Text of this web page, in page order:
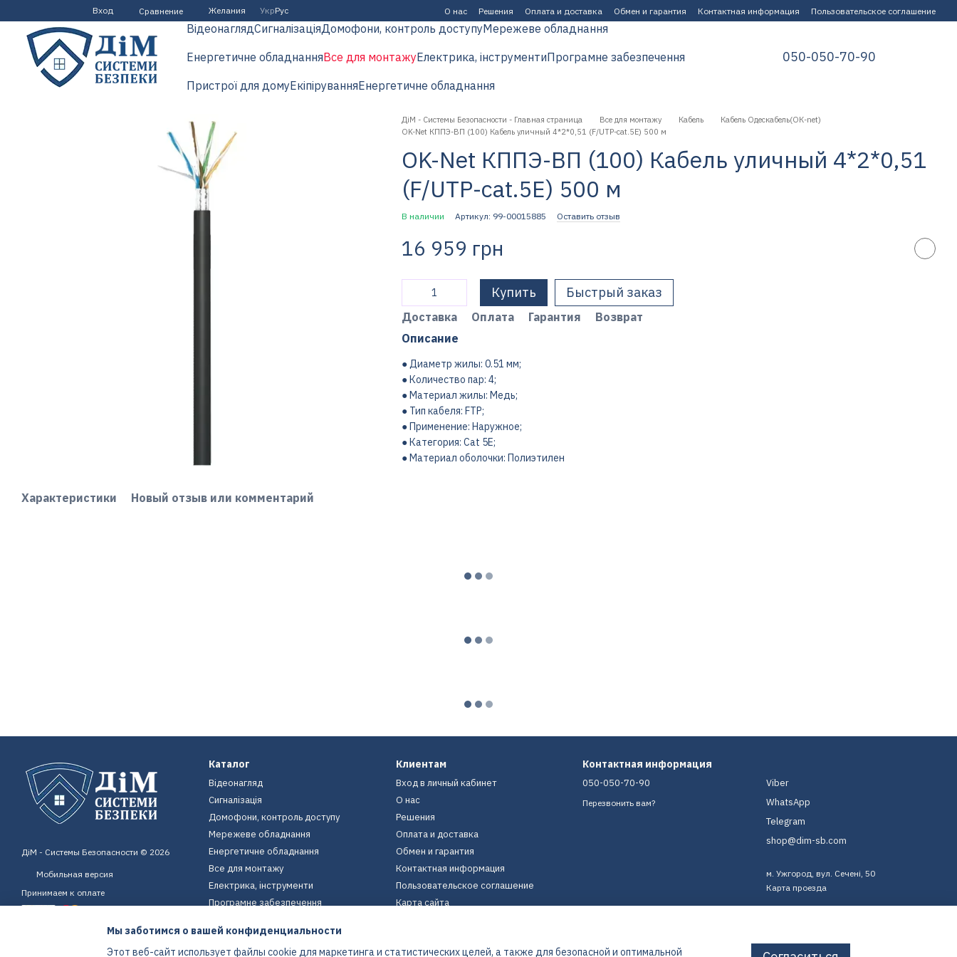
Перейти к основному контенту
Вход Сравнение Желания УкрРус О нас Решения Оплата и доставка Обмен и гарантия Контактная информация Пользовательское соглашение
ВідеонаглядСигналізаціяДомофони, контроль доступуМережеве обладнання
Енергетичне обладнанняВсе для монтажуЕлектрика, інструментиПрограмне забезпечення
Пристрої для домуЕкіпіруванняЕнергетичне обладнання
050-050-70-90
Характеристики Новый отзыв или комментарий
ДіМ - Системы Безопасности - Главная страница Все для монтажу Кабель
Кабель Одескабель(ОК-net)
OK-Net КППЭ-ВП (100) Кабель уличный 4*2*0,51 (F/UTP-cat.5E) 500 м
OK-Net КППЭ-ВП (100) Кабель уличный 4*2*0,51
(F/UTP-cat.5E) 500 м
В наличии Артикул: 99-00015885 Оставить отзыв
16 959 грн
Купить Быстрый заказ
Доставка Оплата Гарантия
Возврат
Описание
● Диаметр жилы: 0.51 мм;
● Количество пар: 4;
● Материал жилы: Медь;
● Тип кабеля: FTP;
● Применение: Наружное;
● Категория: Cat 5E;
● Материал оболочки: Полиэтилен
ДіМ - Системы Безопасности © 2026
Мобильная версия
Принимаем к оплате
Каталог
Відеонагляд
Сигналізація
Домофони, контроль доступу
Мережеве обладнання
Енергетичне обладнання
Все для монтажу
Електрика, інструменти
Програмне забезпечення
Екіпірування
Енергетичне обладнання
Клиентам
Вход в личный кабинет
О нас
Решения
Оплата и доставка
Обмен и гарантия
Контактная информация
Пользовательское соглашение
Карта сайта
Контактная информация
050-050-70-90
Перезвонить вам?
Viber
WhatsApp
Telegram
shop@dim-sb.com
м. Ужгород, вул. Сечені, 50
Карта проезда
Мы заботимся о вашей конфиденциальности
Этот веб-сайт использует файлы cookie для маркетинга и статистических целей, а также для безопасной и оптимальной